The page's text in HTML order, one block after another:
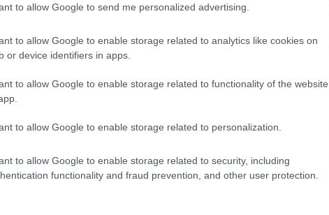
to allow Google to send me personalized advertising.
to allow Google to enable storage related to analytics like cookies on
or device identifiers in apps.
to allow Google to enable storage related to functionality of the website
to allow Google to enable storage related to personalization.
to allow Google to enable storage related to security, including
functionality and fraud prevention, and other user protection.
KAPCSOLÓDÓ HÍREK